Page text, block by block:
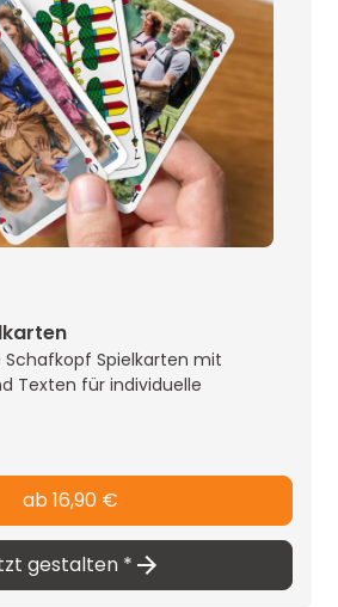
Schafkopf Spielkarten mit
Texten für individuelle
ab 16,90 €
gestalten *